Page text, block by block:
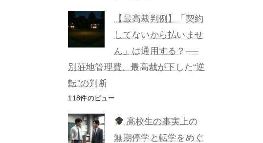
【最高裁判例】「契約
してないから払いませ
ん」は通用する？──
別荘地管理費、最高裁が下した“逆
転”の判断
118件のビュー
高校生の事実上の
無期停学と転学をめぐ